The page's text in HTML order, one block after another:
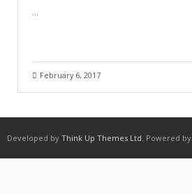
…
February 6, 2017
Developed by Think Up Themes Ltd. Powered by